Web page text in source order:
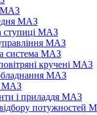
МАЗ
МАЗ
ступиці МАЗ
МАЗ
система МАЗ
кручені МАЗ
МАЗ
МАЗ
і приладдя МАЗ
потужностей